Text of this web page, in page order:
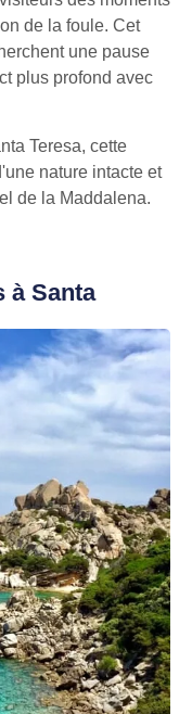
de la foule. Cet
une pause
plus profond avec
Teresa, cette
nature intacte et
de la Maddalena.
à Santa